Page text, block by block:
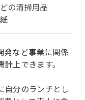
の清掃用品
発など事業に関係
上できます。
自分のランチとし